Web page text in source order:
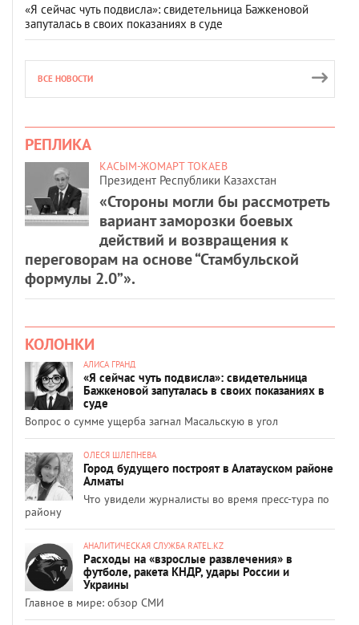
«Я сейчас чуть подвисла»: свидетельница Бажкеновой
запуталась в своих показаниях в суде
ВСЕ НОВОСТИ
РЕПЛИКА
КАСЫМ-ЖОМАРТ ТОКАЕВ
Президент Республики Казахстан
«Стороны могли бы рассмотреть
вариант заморозки боевых
действий и возвращения к
переговорам на основе “Стамбульской
формулы 2.0”».
КОЛОНКИ
АЛИСА ГРАНД
«Я сейчас чуть подвисла»: свидетельница
Бажкеновой запуталась в своих показаниях в
суде
Вопрос о сумме ущерба загнал Масальскую в угол
ОЛЕСЯ ШЛЕПНЕВА
Город будущего построят в Алатауском районе
Алматы
Что увидели журналисты во время пресс-тура по
району
АНАЛИТИЧЕСКАЯ СЛУЖБА RATEL.KZ
Расходы на «взрослые развлечения» в
футболе, ракета КНДР, удары России и
Украины
Главное в мире: обзор СМИ